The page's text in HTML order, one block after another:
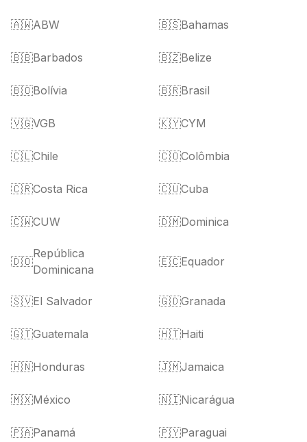
🇦🇼ABW 🇧🇸Bahamas
🇧🇧Barbados 🇧🇿Belize
🇧🇴Bolívia 🇧🇷Brasil
🇻🇬VGB 🇰🇾CYM
🇨🇱Chile 🇨🇴Colômbia
🇨🇷Costa Rica 🇨🇺Cuba
🇨🇼CUW 🇩🇲Dominica
🇩🇴
República
Dominicana
🇪🇨Equador
🇸🇻El Salvador 🇬🇩Granada
🇬🇹Guatemala 🇭🇹Haiti
🇭🇳Honduras 🇯🇲Jamaica
🇲🇽México 🇳🇮Nicarágua
🇵🇦Panamá 🇵🇾Paraguai